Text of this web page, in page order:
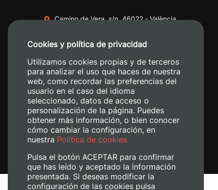
Camino de Vera, s/n. 46022 - València
+34 620 04 00 50
Cookies y política de privacidad
Utilizamos cookies propias y de terceros
para analizar el uso que haces de nuestra
web, como recordar las preferencias del
usuario en el caso del idioma
seleccionado, datos de acceso o
personalización de la página. Puedes
obtener más información, o bien conocer
cómo cambiar la configuración, en
nuestra Política de cookies
Pulsa el botón ACEPTAR para confirmar
que has leído y aceptado la información
presentada. Si deseas modificar la
configuración de las cookies pulsa